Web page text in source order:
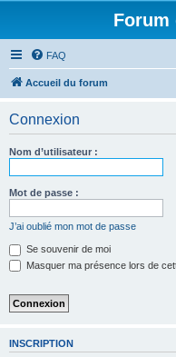
Forum
FAQ
Accueil du forum
Connexion
Nom d’utilisateur :
Mot de passe :
J’ai oublié mon mot de passe
Se souvenir de moi
Masquer ma présence lors de
INSCRIPTION